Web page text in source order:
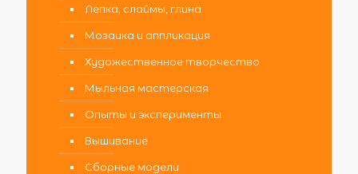
Лепка, слаймы, глина
Мозаика и аппликация
Художественное творчество
Мыльная мастерская
Опыты и эксперименты
Вышивание
Сборные модели